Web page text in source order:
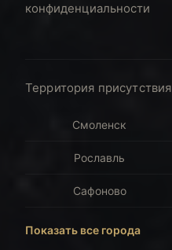
конфиденциальности
Территория присутствия
Смоленск
Рославль
Сафоново
Показать все города